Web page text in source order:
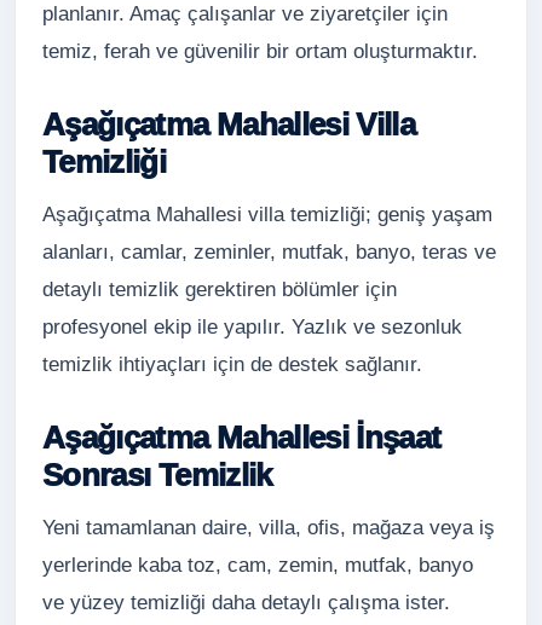
planlanır. Amaç çalışanlar ve ziyaretçiler için
temiz, ferah ve güvenilir bir ortam oluşturmaktır.
Aşağıçatma Mahallesi Villa
Temizliği
Aşağıçatma Mahallesi villa temizliği; geniş yaşam
alanları, camlar, zeminler, mutfak, banyo, teras ve
detaylı temizlik gerektiren bölümler için
profesyonel ekip ile yapılır. Yazlık ve sezonluk
temizlik ihtiyaçları için de destek sağlanır.
Aşağıçatma Mahallesi İnşaat
Sonrası Temizlik
Yeni tamamlanan daire, villa, ofis, mağaza veya iş
yerlerinde kaba toz, cam, zemin, mutfak, banyo
ve yüzey temizliği daha detaylı çalışma ister.